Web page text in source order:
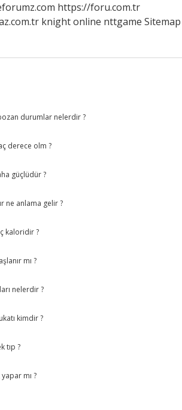
https://foru.com.tr
knight online nttgame Sitemap
durumlar nelerdir ?
derece olm ?
güçlüdür ?
ne anlama gelir ?
kaloridir ?
mı ?
nelerdir ?
kimdir ?
tıp ?
mı ?